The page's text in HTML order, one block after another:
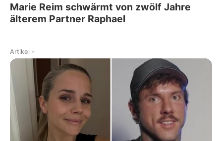
Marie Reim schwärmt von zwölf Jahre
älterem Partner Raphael
Artikel -